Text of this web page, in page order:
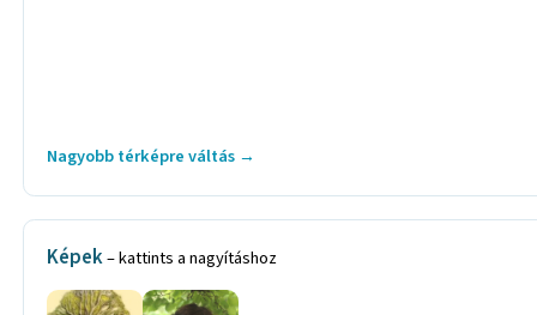
Nagyobb térképre váltás →
Képek– kattints a nagyításhoz